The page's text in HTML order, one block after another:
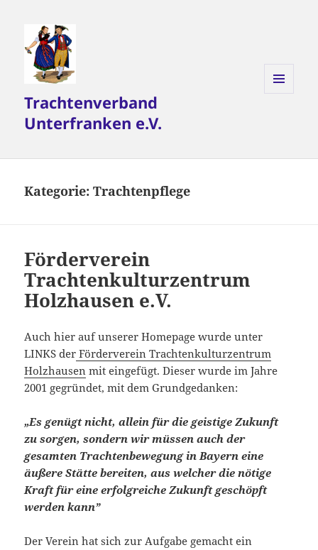
Trachtenverband
Unterfranken e.V.
Kategorie:Trachtenpflege
Förderverein
Trachtenkulturzentrum
Holzhausen e.V.
Auch hier auf unserer Homepage wurde unter
LINKS der Förderverein Trachtenkulturzentrum
Holzhausen mit eingefügt. Dieser wurde im Jahre
2001 gegründet, mit dem Grundgedanken:
„Es genügt nicht, allein für die geistige Zukunft
zu sorgen, sondern wir müssen auch der
gesamten Trachtenbewegung in Bayern eine
äußere Stätte bereiten, aus welcher die nötige
Kraft für eine erfolgreiche Zukunft geschöpft
werden kann”
Der Verein hat sich zur Aufgabe gemacht ein